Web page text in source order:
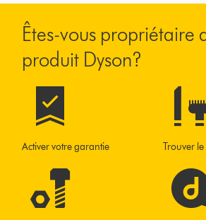
Êtes-vous propriétaire
produit Dyson?
Activer votre garantie Trouver